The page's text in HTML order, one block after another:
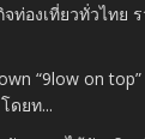
ท่องเที่ยวทั่วไทย
“9low on
ดยท...